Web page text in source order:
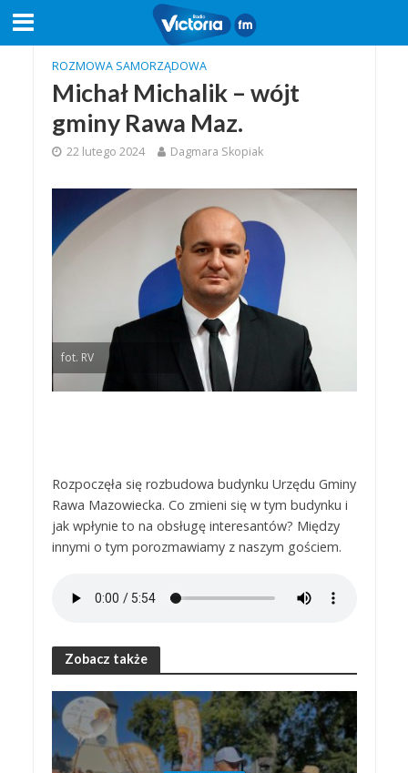
ROZMOWA SAMORZĄDOWA
Michał Michalik – wójt
gminy Rawa Maz.
22 lutego 2024 Dagmara Skopiak
fot. RV
Rozpoczęła się rozbudowa budynku Urzędu Gminy
Rawa Mazowiecka. Co zmieni się w tym budynku i
jak wpłynie to na obsługę interesantów? Między
innymi o tym porozmawiamy z naszym gościem.
Zobacz także